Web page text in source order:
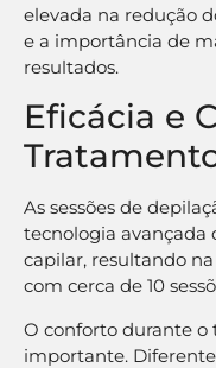
elevada na redução
e a importância de
resultados.
Eficácia e
As sessões de
tecnologia avançada
capilar, resultando
com cerca de 10
O conforto durante
importante. Diferente